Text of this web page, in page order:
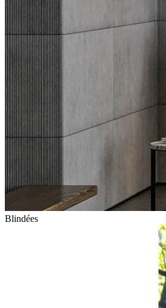
Blindées